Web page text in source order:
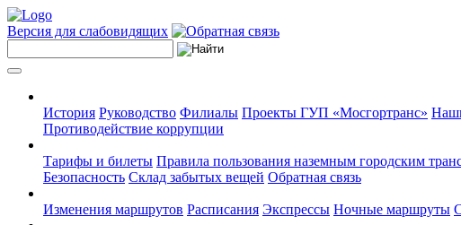
Версия для слабовидящих
История Руководство Филиалы Проекты ГУП «Мосгортранс»
Противодействие коррупции
Тарифы и билеты Правила пользования наземным городским
Безопасность Склад забытых вещей Обратная связь
Изменения маршрутов Расписания Экспрессы Ночные маршруты